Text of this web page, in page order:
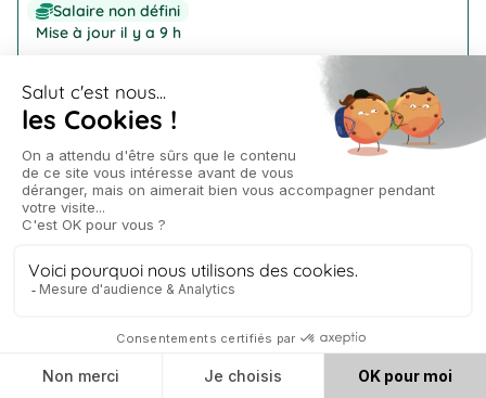
Salaire non défini
Mise à jour il y a 9 h
Company Logo
Technicien de laboratoire (H/F)
Freelance
Temps plein
Mise à jour il y a 9 h